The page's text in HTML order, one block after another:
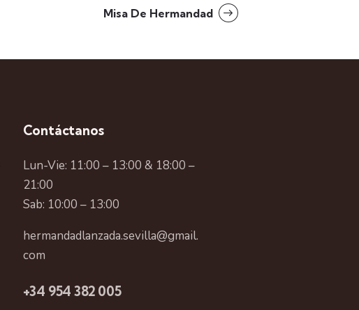
Misa De Hermandad
Contáctanos
Lun-Vie: 11:00 – 13:00 & 18:00 –
21:00
Sab: 10:00 – 13:00
hermandadlanzada.sevilla@gmail.
com
+34 954 382 005